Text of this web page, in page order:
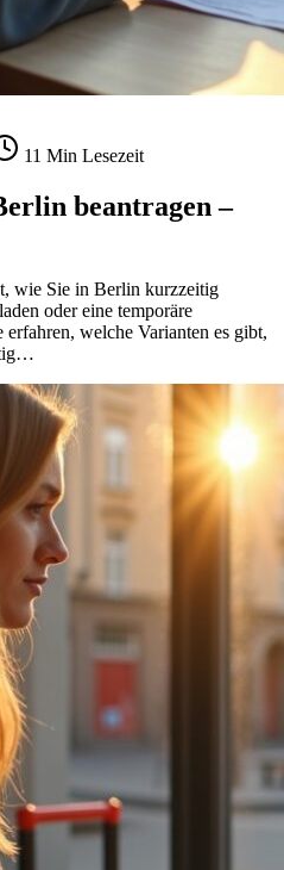
11 Min Lesezeit
beantragen –
wie Sie in Berlin kurzzeitig
oder eine temporäre
welche Varianten es gibt,